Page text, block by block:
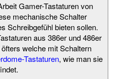
Gamer-Tastaturen von
mechanische Schalter
Schreibgefühl bieten sollen.
aus 386er und 486er
welche mit Schaltern
Tastaturen, wie man sie